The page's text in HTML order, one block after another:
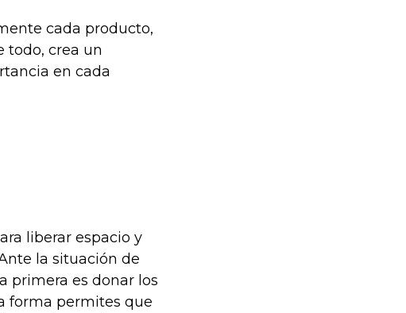
cada producto,
todo, crea un
en cada
liberar espacio y
la situación de
primera es donar los
forma permites que